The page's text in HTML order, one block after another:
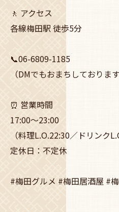
🚶 アクセス
各線梅田駅 徒歩5分
📞06-6809-1185
（DMでもおまちしておりま
⏰ 営業時間
17:00〜23:00
（料理L.O.22:30／ドリンク
定休日：不定休
#梅田グルメ #梅田居酒屋 #